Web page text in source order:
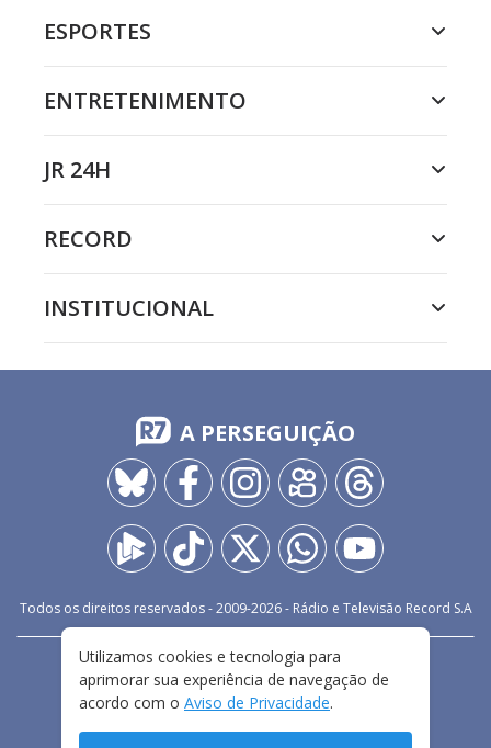
ESPORTES
ENTRETENIMENTO
JR 24H
RECORD
INSTITUCIONAL
A PERSEGUIÇÃO
Todos os direitos reservados - 2009-2026- Rádio e Televisão Record S.A
FALE CONOSCO
PRIVACIDADE
TERMOS E CONDIÇÕES DE USO
Utilizamos cookies e tecnologia para
aprimorar sua experiência de navegação de
acordo com o Aviso de Privacidade.